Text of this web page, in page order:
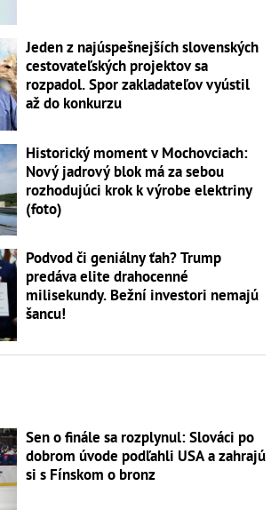
Jeden z najúspešnejších slovenských
cestovateľských projektov sa
rozpadol. Spor zakladateľov vyústil
až do konkurzu
Historický moment v Mochovciach:
Nový jadrový blok má za sebou
rozhodujúci krok k výrobe elektriny
(foto)
Podvod či geniálny ťah? Trump
predáva elite drahocenné
milisekundy. Bežní investori nemajú
šancu!
Sen o finále sa rozplynul: Slováci po
dobrom úvode podľahli USA a zahrajú
si s Fínskom o bronz